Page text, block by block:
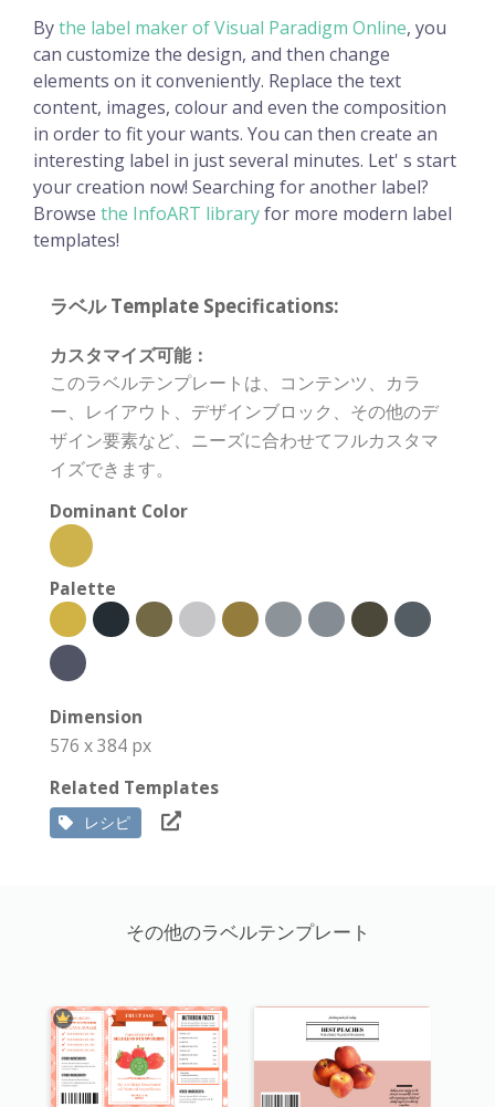
Bythe label maker of Visual Paradigm Online, you
can customize the design, and then change
elements on it conveniently. Replace the text
content, images, colour and even the composition
in order to fit your wants. You can then create an
interesting label in just several minutes. Let' s start
your creation now! Searching for another label?
Browse the InfoART libraryfor more modern label
templates!
ラベル Template Specifications:
カスタマイズ可能：
このラベルテンプレートは、コンテンツ、カラ
ー、レイアウト、デザインブロック、その他のデ
ザイン要素など、ニーズに合わせてフルカスタマ
イズできます。
Dominant Color
Palette
Dimension
576 x 384 px
Related Templates
レシピ
その他のラベルテンプレート